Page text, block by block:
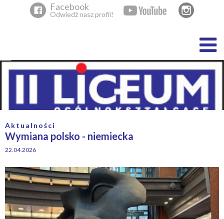
Facebook
Odwiedź nasz profil!
Aktualności
Wymiana polsko - niemiecka
22.04.2026